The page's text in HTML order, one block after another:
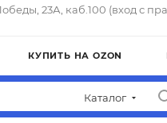
23А, каб.100 (вход с
КУПИТЬ НА OZON
Каталог